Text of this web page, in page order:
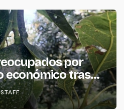
por
económico tras
Unidos
STAFF